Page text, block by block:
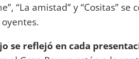
“La amistad” y “Cositas”
se reflejó en cada